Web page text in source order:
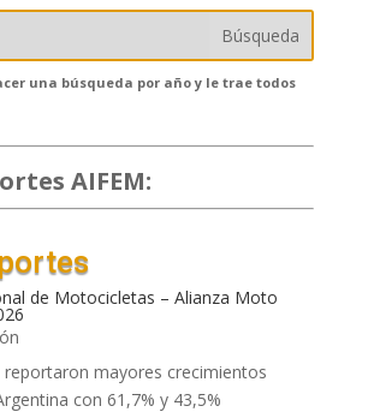
una búsqueda por año y le trae todos
AIFEM:
de Motocicletas – Alianza Moto
reportaron mayores crecimientos
con 61,7% y 43,5%